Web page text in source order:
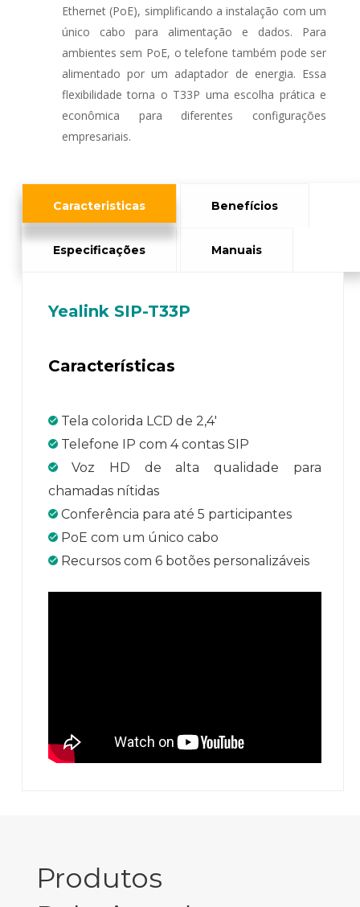
Ethernet (PoE), simplificando a instalação com um
único cabo para alimentação e dados. Para
ambientes sem PoE, o telefone também pode ser
alimentado por um adaptador de energia. Essa
flexibilidade torna o T33P uma escolha prática e
econômica para diferentes configurações
empresariais.
Caracteristicas Benefícios
Especificações Manuais
Yealink SIP-T33P
Características
Tela colorida LCD de 2,4′
Telefone IP com 4 contas SIP
Voz HD de alta qualidade para
chamadas nítidas
Conferência para até 5 participantes
PoE com um único cabo
Recursos com 6 botões personalizáveis
Produtos